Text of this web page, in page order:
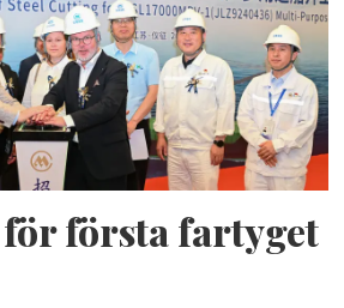
första fartyget